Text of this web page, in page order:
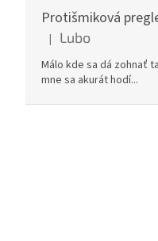
Hodnotenie produktu je
| Lubo
Málo kde sa dá zohnať
mne sa akurát hodí...